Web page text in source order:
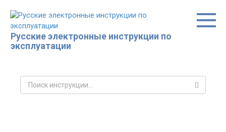
контенту
Русские электронные инструкции по
эксплуатации
Поиск: